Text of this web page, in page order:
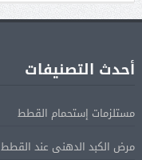
أحدث التصنيفات
مستلزمات إستحمام القطط
مرض الكبد الدهنى عند القطط